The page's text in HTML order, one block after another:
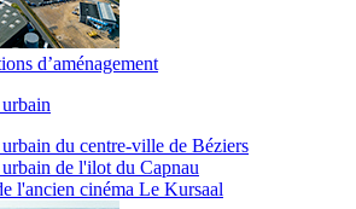
d’aménagement
du centre-ville de Béziers
de l'ilot du Capnau
l'ancien cinéma Le Kursaal